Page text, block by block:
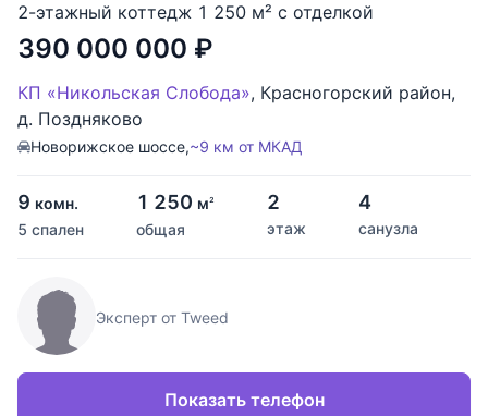
2-этажный коттедж 1 250 м² с отделкой
390 000 000 ₽
КП «Никольская Слобода», Красногорский район,
д. Поздняково
Новорижское шоссе,~9 км от МКАД
9 комн.
5 спален
1 250 м2
общая
2
этаж
4
санузла
Эксперт от Tweed
Показать телефон